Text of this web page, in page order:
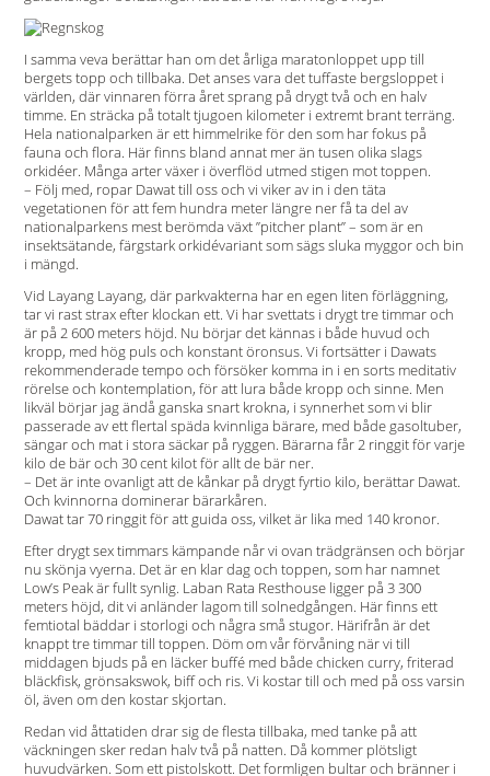
I samma veva berättar han om det årliga maratonloppet upp till
bergets topp och tillbaka. Det anses vara det tuffaste bergsloppet i
världen, där vinnaren förra året sprang på drygt två och en halv
timme. En sträcka på totalt tjugoen kilometer i extremt brant terräng.
Hela nationalparken är ett himmelrike för den som har fokus på
fauna och flora. Här finns bland annat mer än tusen olika slags
orkidéer. Många arter växer i överflöd utmed stigen mot toppen.
– Följ med, ropar Dawat till oss och vi viker av in i den täta
vegetationen för att fem hundra meter längre ner få ta del av
nationalparkens mest berömda växt ”pitcher plant” – som är en
insektsätande, färgstark orkidévariant som sägs sluka myggor och bin
i mängd.
Vid Layang Layang, där parkvakterna har en egen liten förläggning,
tar vi rast strax efter klockan ett. Vi har svettats i drygt tre timmar och
är på 2 600 meters höjd. Nu börjar det kännas i både huvud och
kropp, med hög puls och konstant öronsus. Vi fortsätter i Dawats
rekommenderade tempo och försöker komma in i en sorts meditativ
rörelse och kontemplation, för att lura både kropp och sinne. Men
likväl börjar jag ändå ganska snart krokna, i synnerhet som vi blir
passerade av ett flertal späda kvinnliga bärare, med både gasoltuber,
sängar och mat i stora säckar på ryggen. Bärarna får 2 ringgit för varje
kilo de bär och 30 cent kilot för allt de bär ner.
– Det är inte ovanligt att de kånkar på drygt fyrtio kilo, berättar Dawat.
Och kvinnorna dominerar bärarkåren.
Dawat tar 70 ringgit för att guida oss, vilket är lika med 140 kronor.
Efter drygt sex timmars kämpande når vi ovan trädgränsen och börjar
nu skönja vyerna. Det är en klar dag och toppen, som har namnet
Low’s Peak är fullt synlig. Laban Rata Resthouse ligger på 3 300
meters höjd, dit vi anländer lagom till solnedgången. Här finns ett
femtiotal bäddar i storlogi och några små stugor. Härifrån är det
knappt tre timmar till toppen. Döm om vår förvåning när vi till
middagen bjuds på en läcker buffé med både chicken curry, friterad
bläckfisk, grönsakswok, biff och ris. Vi kostar till och med på oss varsin
öl, även om den kostar skjortan.
Redan vid åttatiden drar sig de flesta tillbaka, med tanke på att
väckningen sker redan halv två på natten. Då kommer plötsligt
huvudvärken. Som ett pistolskott. Det formligen bultar och bränner i